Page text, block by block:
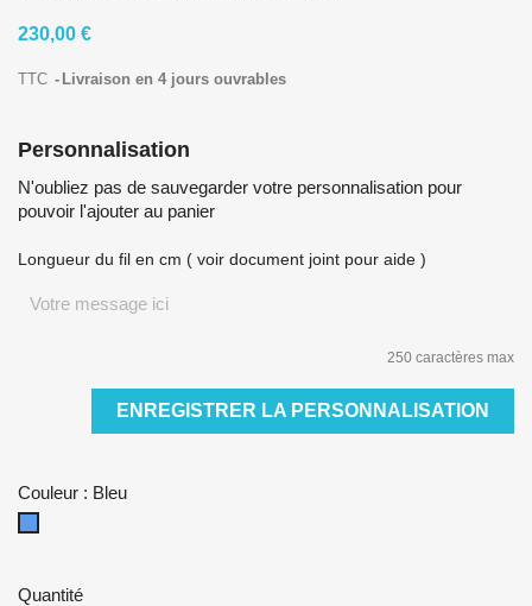
230,00 €
TTC Livraison en 4 jours ouvrables
Personnalisation
N'oubliez pas de sauvegarder votre personnalisation pour
pouvoir l'ajouter au panier
Longueur du fil en cm ( voir document joint pour aide )
250 caractères max
ENREGISTRER LA PERSONNALISATION
Couleur : Bleu
Quantité